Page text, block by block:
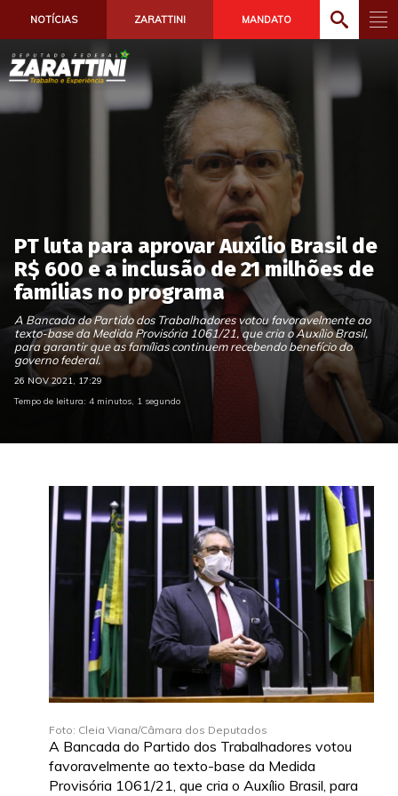
NOTÍCIAS ZARATTINI MANDATO
PT luta para aprovar Auxílio Brasil de
R$ 600 e a inclusão de 21 milhões de
famílias no programa
A Bancada do Partido dos Trabalhadores votou favoravelmente ao
texto-base da Medida Provisória 1061/21, que cria o Auxílio Brasil,
para garantir que as famílias continuem recebendo benefício do
governo federal.
26 NOV 2021, 17:29
Tempo de leitura: 4 minutos, 1 segundo
Foto: Cleia Viana/Câmara dos Deputados
A Bancada do Partido dos Trabalhadores votou
favoravelmente ao texto-base da Medida
Provisória 1061/21, que cria o Auxílio Brasil, para